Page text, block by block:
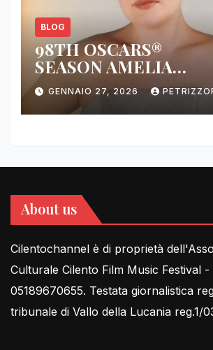
BLOG
98TH OSCARS®
SEASON AMELIA
DIMOLDENBERG
FOR THIRD YEAR
GENNAIO 27, 2026
About us
Cilentochannel è di proprietà
Culturale Cilento Film Music Festival -
05189670655. Testata giornalistica
tribunale di Vallo della Lucania reg.1/